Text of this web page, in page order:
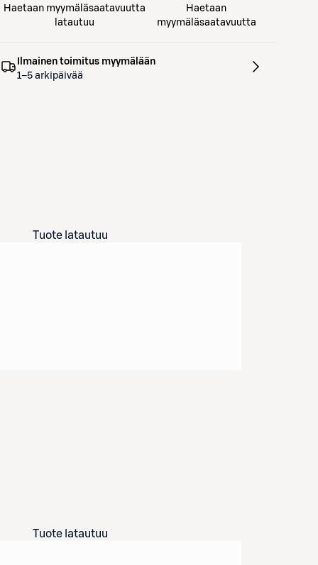
Haetaan myymäläsaatavuutta
latautuu
Haetaan
myymäläsaatavuutta
Ilmainen toimitus myymälään
1–5 arkipäivää
Tuote latautuu
Tuote latautuu